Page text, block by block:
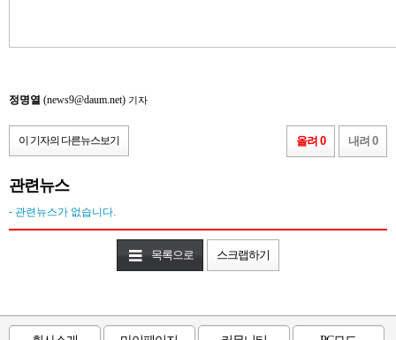
정명열 (news9@daum.net) 기자
이 기자의 다른뉴스보기 올려 0 내려 0
관련뉴스
- 관련뉴스가 없습니다.
목록으로 스크랩하기